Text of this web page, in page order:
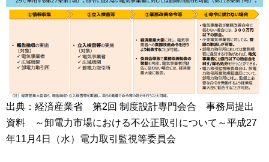
出典：経済産業省 第2回 制度設計専門会合 事務局提出
資料 ～卸電力市場における不公正取引について～平成27
年11月4日（水）電力取引監視等委員会